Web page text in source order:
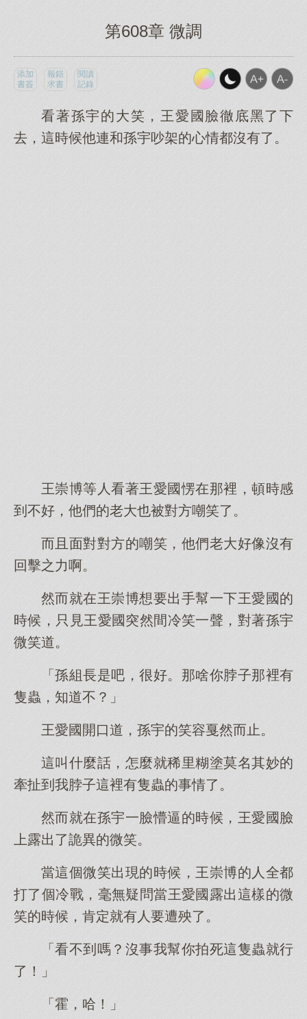
第608章 微調
添加
書簽
報錯
求書
閱讀
記錄
看著孫宇的大笑，王愛國臉徹底黑了下
去，這時候他連和孫宇吵架的心情都沒有了。
王崇博等人看著王愛國愣在那裡，頓時感
到不好，他們的老大也被對方嘲笑了。
而且面對對方的嘲笑，他們老大好像沒有
回擊之力啊。
然而就在王崇博想要出手幫一下王愛國的
時候，只見王愛國突然間冷笑一聲，對著孫宇
微笑道。
「孫組長是吧，很好。那啥你脖子那裡有
隻蟲，知道不？」
王愛國開口道，孫宇的笑容戛然而止。
這叫什麼話，怎麼就稀里糊塗莫名其妙的
牽扯到我脖子這裡有隻蟲的事情了。
然而就在孫宇一臉懵逼的時候，王愛國臉
上露出了詭異的微笑。
當這個微笑出現的時候，王崇博的人全都
打了個冷戰，毫無疑問當王愛國露出這樣的微
笑的時候，肯定就有人要遭殃了。
「看不到嗎？沒事我幫你拍死這隻蟲就行
了！」
「霍，哈！」